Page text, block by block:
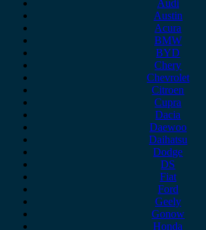
Audi
Austin
Acura
BMW
BYD
Chery
Chevrolet
Citroen
Cupra
Dacia
Daewoo
Daihatsu
Dodge
DS
Fiat
Ford
Geely
Gonow
Honda